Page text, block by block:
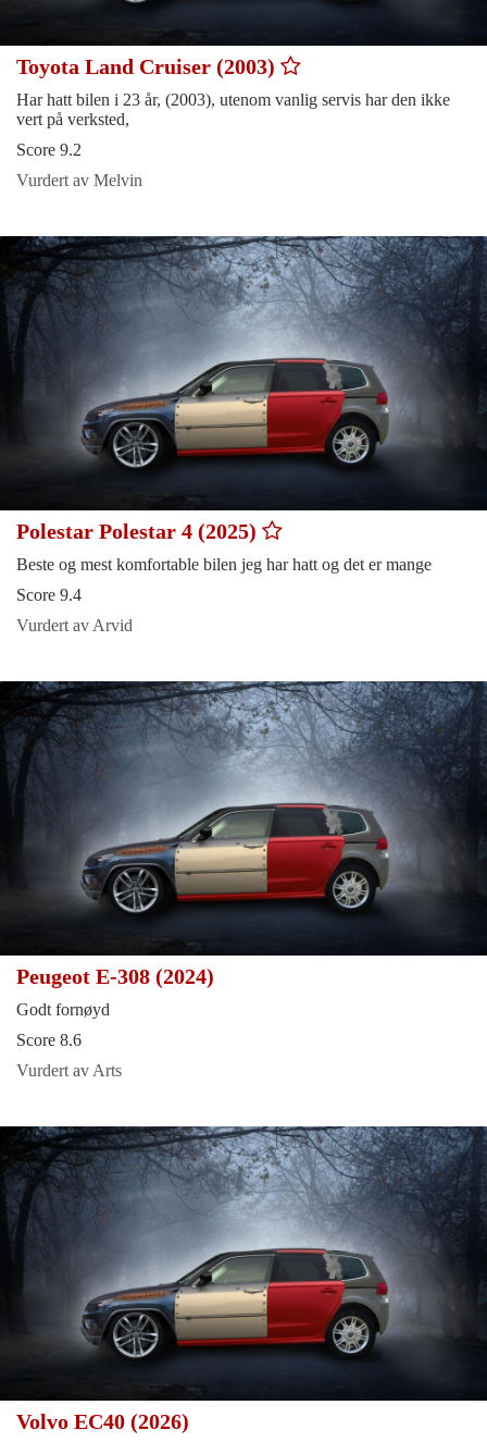
Toyota Land Cruiser (2003)
Har hatt bilen i 23 år, (2003), utenom vanlig servis har den ikke
vert på verksted,
Score 9.2
Vurdert av Melvin
Polestar Polestar 4 (2025)
Beste og mest komfortable bilen jeg har hatt og det er mange
Score 9.4
Vurdert av Arvid
Peugeot E-308 (2024)
Godt fornøyd
Score 8.6
Vurdert av Arts
Volvo EC40 (2026)